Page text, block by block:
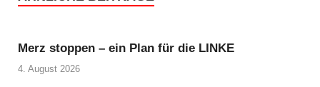
Merz stoppen – ein Plan für die LINKE
4. August 2026